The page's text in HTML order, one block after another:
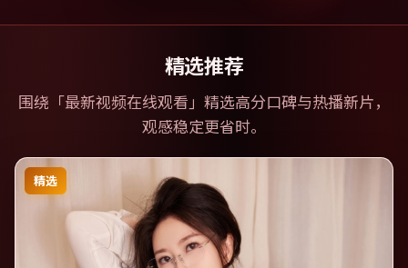
精选推荐
围绕「最新视频在线观看 」精选高分口碑与热播新片，
观感稳定更省时。
精选